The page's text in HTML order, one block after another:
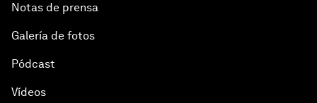
Notas de prensa
Galería de fotos
Pódcast
Vídeos